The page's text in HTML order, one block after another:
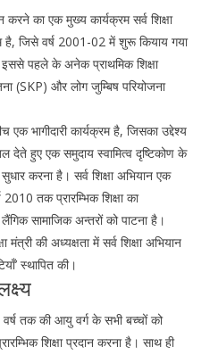
करने का एक मुख्य कार्यक्रम सर्व शिक्षा
है, जिसे वर्ष 2001-02 में शुरू कियाय गया
इससे पहले के अनेक प्राथमिक शिक्षा
(SKP) और लोग जुम्बिष परियोजना
भागीदारी कार्यक्रम है, जिसका उद्देश्य
देते हुए एक समुदाय स्वामित्व दृष्टिकोण के
करना है। सर्व शिक्षा अभियान एक
तक प्रारम्भिक शिक्षा का
सामाजिक अन्तरों को पाटना है।
की अध्यक्षता में सर्व शिक्षा अभियान
स्थापित की।
वर्ष तक की आयु वर्ग के सभी बच्चों को
शिक्षा प्रदान करना है। साथ ही